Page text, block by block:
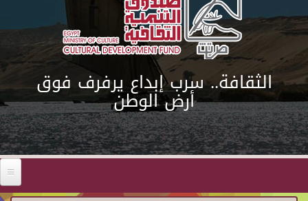
الثقافة.. سرب إبداع يرفرف فوق
أرض الوطن